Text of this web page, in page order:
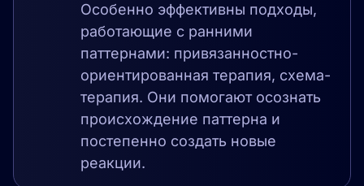
Особенно эффективны подходы,
работающие с ранними
паттернами: привязанностно-
ориентированная терапия, схема-
терапия. Они помогают осознать
происхождение паттерна и
постепенно создать новые
реакции.